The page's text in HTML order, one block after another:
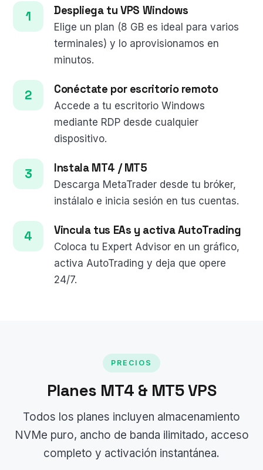
Despliega tu VPS Windows
Elige un plan (8 GB es ideal para varios
terminales) y lo aprovisionamos en
minutos.
Conéctate por escritorio remoto
Accede a tu escritorio Windows
mediante RDP desde cualquier
dispositivo.
Instala MT4 / MT5
Descarga MetaTrader desde tu bróker,
instálalo e inicia sesión en tus cuentas.
Vincula tus EAs y activa AutoTrading
Coloca tu Expert Advisor en un gráfico,
activa AutoTrading y deja que opere
24/7.
PRECIOS
Planes MT4 & MT5 VPS
Todos los planes incluyen almacenamiento
NVMe puro, ancho de banda ilimitado, acceso
completo y activación instantánea.